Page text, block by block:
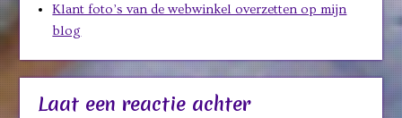
Klant foto’s van de webwinkel overzetten op mijn
blog
Laat een reactie achter